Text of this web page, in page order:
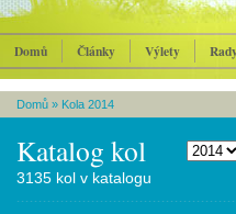
Domů Články Výlety
Domů » Kola 2014
Katalog kol
3135 kol v katalogu